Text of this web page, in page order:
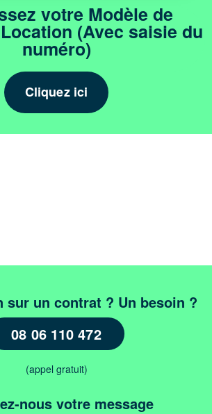
votre Modèle de
(Avec saisie du
numéro)
Cliquez ici
sur un contrat ? Un besoin ?
08 06 110 472
(appel gratuit)
nous votre message